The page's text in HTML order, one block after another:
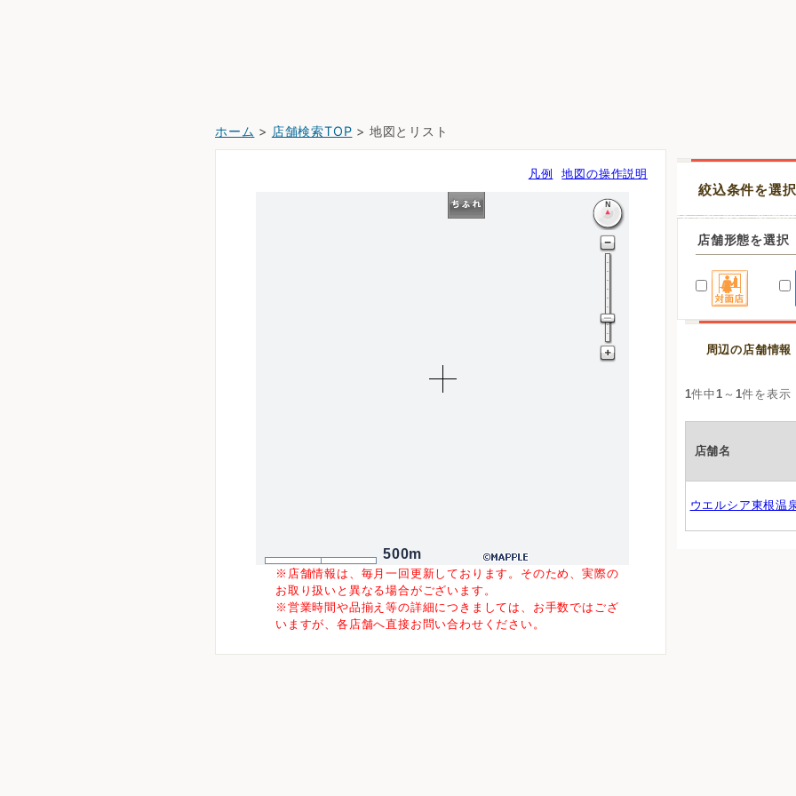
ホーム > 店舗検索TOP > 地図とリスト
凡例 地図の操作説明
500m
※店舗情報は、毎月一回更新しております。そのため、実際の
お取り扱いと異なる場合がございます。
※営業時間や品揃え等の詳細につきましては、お手数ではござ
いますが、各店舗へ直接お問い合わせください。
絞込条件を選
店舗形態を選択
周辺の店舗情報
1件中 1 ～ 1件を表示
店舗名
ウエルシア東根温